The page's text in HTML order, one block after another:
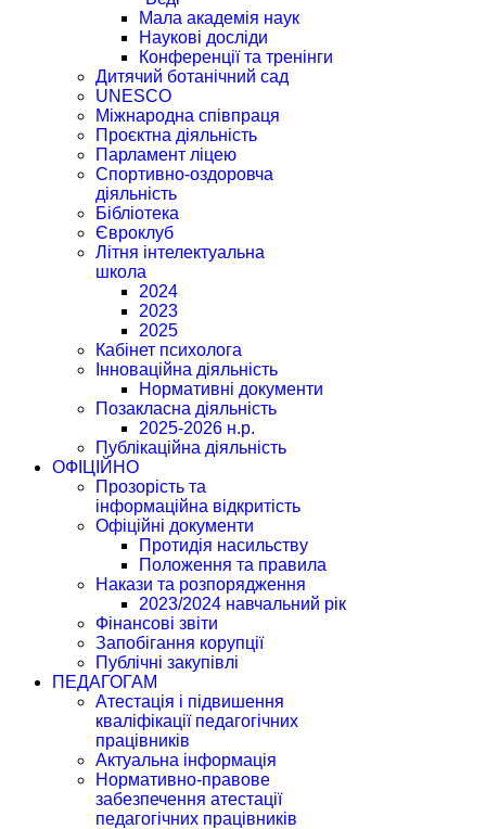
Мала академія наук
Наукові досліди
Конференції та тренінги
Дитячий ботанічний сад
UNESCO
Міжнародна співпраця
Проєктна діяльність
Парламент ліцею
Спортивно-оздоровча
діяльність
Бібліотека
Євроклуб
Літня інтелектуальна
школа
2024
2023
2025
Кабінет психолога
Інноваційна діяльність
Нормативні документи
Позакласна діяльність
2025-2026 н.р.
Публікаційна діяльність
ОФІЦІЙНО
Прозорість та
інформаційна відкритість
Офіційні документи
Протидія насильству
Положення та правила
Накази та розпорядження
2023/2024 навчальний рік
Фінансові звіти
Запобігання корупції
Публічні закупівлі
ПЕДАГОГАМ
Атестація і підвишення
кваліфікації педагогічних
працівників
Актуальна інформація
Нормативно-правове
забезпечення атестації
педагогічних працівників